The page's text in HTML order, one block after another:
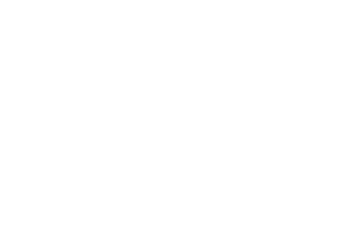
6 603 déclarations dont
vaccination évaluées –
mentionnent plus d’une